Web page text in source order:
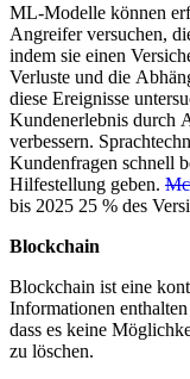
ML-Modelle können
Angreifer versuchen,
indem sie einen
Verluste und die
diese Ereignisse
Kundenerlebnis durch
verbessern.
Kundenfragen schnell
Hilfestellung geben.
bis 2025 25 % des
Blockchain
Blockchain ist eine
Informationen
dass es keine
zu löschen.